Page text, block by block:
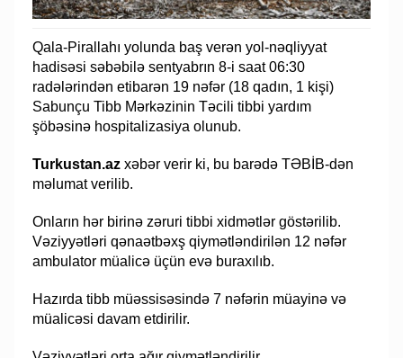
Qala-Pirallahı yolunda baş verən yol-nəqliyyat
hadisəsi səbəbilə sentyabrın 8-i saat 06:30
radələrindən etibarən 19 nəfər (18 qadın, 1 kişi)
Sabunçu Tibb Mərkəzinin Təcili tibbi yardım
şöbəsinə hospitalizasiya olunub.
Turkustan.az xəbər verir ki, bu barədə TƏBİB-dən
məlumat verilib.
Onların hər birinə zəruri tibbi xidmətlər göstərilib.
Vəziyyətləri qənaətbəxş qiymətləndirilən 12 nəfər
ambulator müalicə üçün evə buraxılıb.
Hazırda tibb müəssisəsində 7 nəfərin müayinə və
müalicəsi davam etdirilir.